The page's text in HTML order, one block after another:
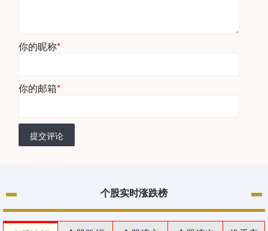
你的昵称*
你的邮箱*
提交评论
个股实时涨跌榜